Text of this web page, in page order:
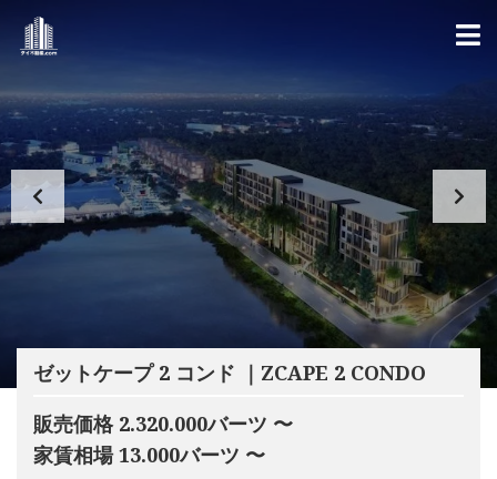
ゼットケープ 2 コンド ｜ZCAPE 2 CONDO
販売価格 2.320.000バーツ 〜
家賃相場 13.000バーツ 〜